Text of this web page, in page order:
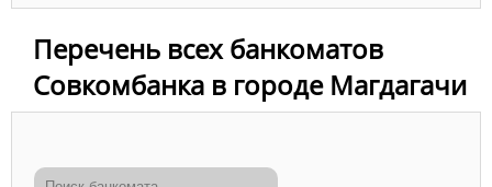
Перечень всех банкоматов
Совкомбанка в городе Магдагачи